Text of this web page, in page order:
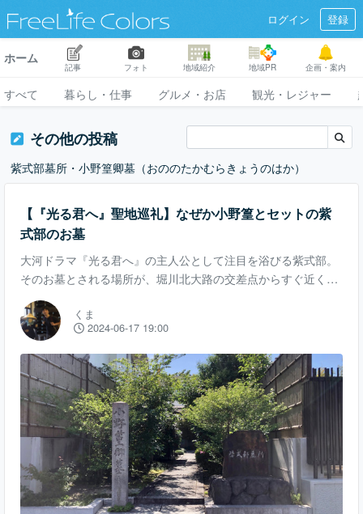
ログイン 登録
ホーム
記事 フォト 地域紹介 地域PR 企画・案内
すべて 暮らし・仕事 グルメ・お店 観光・レジャー
その他の投稿
紫式部墓所・小野篁卿墓（おののたかむらきょうのはか）
【『光る君へ』聖地巡礼】なぜか小野篁とセットの紫
式部のお墓
大河ドラマ『光る君へ』の主人公として注目を浴びる紫式部。
そのお墓とされる場所が、堀川北大路の交差点からすぐ近くの
所にあります。 堀川北大路から南西の一帯は、かつて雲林院の
境内でした。 紫式部はこの付近で生まれ育ったとされ、このあ
たりの地名が「紫野」ということから「紫式部」という通称と
なったという説もあります。 墓所の入り口には紫式部と並んで
「小野篁」（おののたかむら）の名前も見えます。 小野篁は平
安時代前期の学者で、小倉百人一首にも選ばれている歌人・詩
人。昼間は朝廷で働き、夜間は地獄で閻魔大王の
くま
2024-06-17 19:00